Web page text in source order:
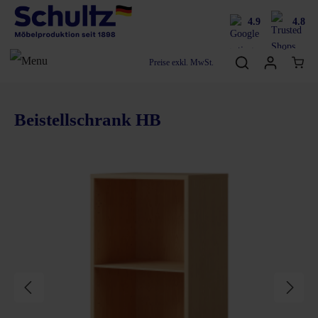
4.9 4.8
Preise exkl. MwSt.
Beistellschrank HB